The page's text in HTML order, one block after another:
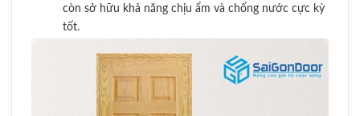
còn sở hữu khả năng chịu ẩm và chống nước cực kỳ
tốt.